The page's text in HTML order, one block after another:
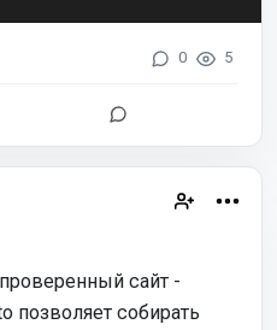
0 5
сайт -
позволяет собирать